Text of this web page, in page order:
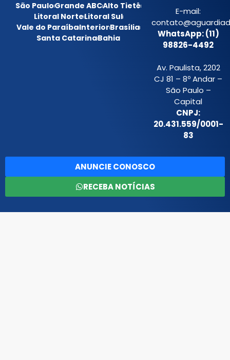
São PauloGrande ABCAlto Tietê
Litoral NorteLitoral Sul
Vale do ParaíbaInteriorBrasília
Santa CatarinaBahia
E-mail:
WhatsApp: (11)
98826-4492
Av. Paulista, 2202
CJ 81 – 8º Andar –
São Paulo –
Capital
CNPJ:
20.431.559/0001-
83
ANUNCIE CONOSCO
RECEBA NOTÍCIAS